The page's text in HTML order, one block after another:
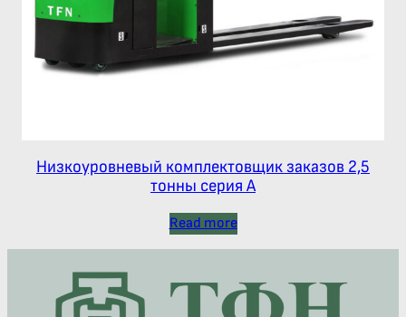
Низкоуровневый комплектовщик заказов 2,5
тонны серия А
Read more